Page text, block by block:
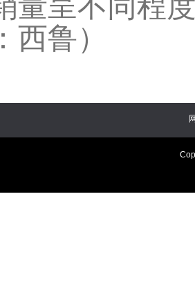
量呈不同程
西鲁）